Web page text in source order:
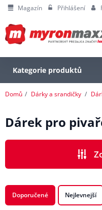
Magazín Přihlášení
Kategorie produktů
Domů Dárky a srandičky
Dárek pro
CENA
Doporučené Nejlevnejší